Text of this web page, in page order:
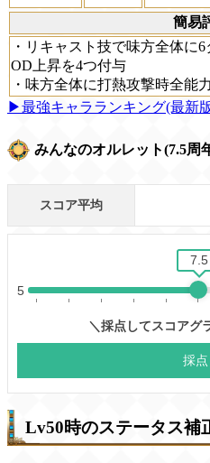
簡易
・リキャスト技で味方全体に
OD上昇を4つ付与
・味方全体に打熱攻撃時全能
▶最強キャラランキング(最新
みんなのオルレット(7.5周
Lv50時のステータス補